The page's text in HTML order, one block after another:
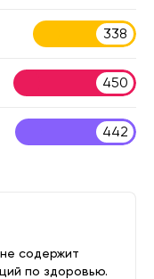
338
450
442
содержит
по здоровью.